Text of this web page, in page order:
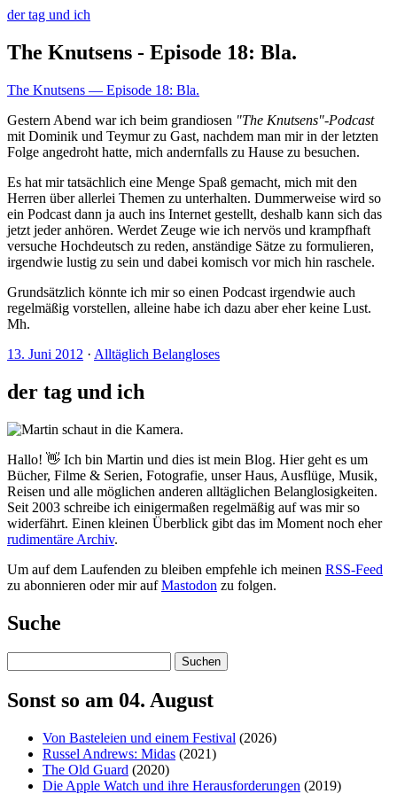
der tag und ich
The Knutsens - Episode 18: Bla.
The Knutsens — Episode 18: Bla.
Gestern Abend war ich beim grandiosen "The Knutsens"-Podcast
mit Dominik und Teymur zu Gast, nachdem man mir in der letzten
Folge angedroht hatte, mich andernfalls zu Hause zu besuchen.
Es hat mir tatsächlich eine Menge Spaß gemacht, mich mit den
Herren über allerlei Themen zu unterhalten. Dummerweise wird so
ein Podcast dann ja auch ins Internet gestellt, deshalb kann sich das
jetzt jeder anhören. Werdet Zeuge wie ich nervös und krampfhaft
versuche Hochdeutsch zu reden, anständige Sätze zu formulieren,
irgendwie lustig zu sein und dabei komisch vor mich hin raschele.
Grundsätzlich könnte ich mir so einen Podcast irgendwie auch
regelmäßig vorstellen, alleine habe ich dazu aber eher keine Lust.
Mh.
13. Juni 2012 · Alltäglich Belangloses
der tag und ich
Hallo! 👋 Ich bin Martin und dies ist mein Blog. Hier geht es um
Bücher, Filme & Serien, Fotografie, unser Haus, Ausflüge, Musik,
Reisen und alle möglichen anderen alltäglichen Belanglosigkeiten.
Seit 2003 schreibe ich einigermaßen regelmäßig auf was mir so
widerfährt. Einen kleinen Überblick gibt das im Moment noch eher
rudimentäre Archiv.
Um auf dem Laufenden zu bleiben empfehle ich meinen RSS-Feed
zu abonnieren oder mir aufMastodon zu folgen.
Suche
Suchen
Sonst so am 04. August
Von Basteleien und einem Festival (2026)
Russel Andrews: Midas (2021)
The Old Guard (2020)
Die Apple Watch und ihre Herausforderungen (2019)